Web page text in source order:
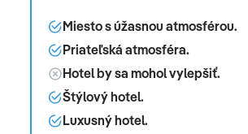
Miesto s úžasnou atmosférou.
Priateľská atmosféra.
Hotel by sa mohol vylepšiť.
Štýlový hotel.
Luxusný hotel.